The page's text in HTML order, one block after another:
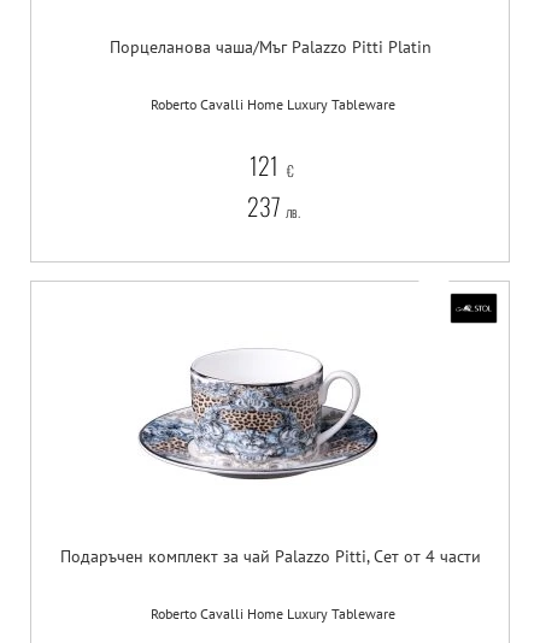
Порцеланова чаша/Мъг Palazzo Pitti Platin
Roberto Cavalli Home Luxury Tableware
121 €
237 лв.
Подаръчен комплект за чай Palazzo Pitti, Сет от 4 части
Roberto Cavalli Home Luxury Tableware